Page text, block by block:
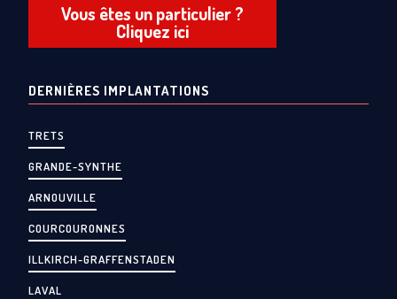
Vous êtes un particulier ?
Cliquez ici
DERNIÈRES IMPLANTATIONS
TRETS
GRANDE-SYNTHE
ARNOUVILLE
COURCOURONNES
ILLKIRCH-GRAFFENSTADEN
LAVAL